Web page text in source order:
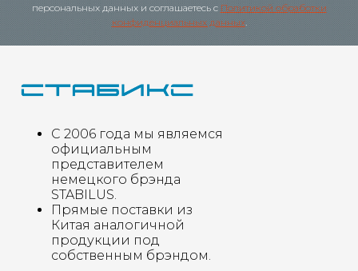
персональных данных и соглашаетесь c Политикой обработки
конфиденциальных данных.
С 2006 года мы являемся
официальным
представителем
немецкого брэнда
STABILUS.
Прямые поставки из
Китая аналогичной
продукции под
собственным брэндом.